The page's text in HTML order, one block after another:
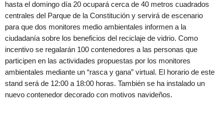
hasta el domingo día 20 ocupará cerca de 40 metros cuadrados
centrales del Parque de la Constitución y servirá de escenario
para que dos monitores medio ambientales informen a la
ciudadanía sobre los beneficios del reciclaje de vidrio. Como
incentivo se regalarán 100 contenedores a las personas que
participen en las actividades propuestas por los monitores
ambientales mediante un “rasca y gana” virtual. El horario de este
stand será de 12:00 a 18:00 horas. También se ha instalado un
nuevo contenedor decorado con motivos navideños.